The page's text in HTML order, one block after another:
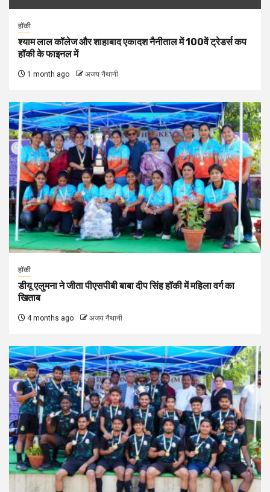
हॉकी
श्याम लाल कॉलेज और शाहाबाद एकादश नैनीताल में 100वें ट्रेडर्स कप
हॉकी के फाइनल में
1 month ago अजय नैथानी
हॉकी
डीयू एलुमना ने जीता पीएसपीबी बाबा दीप सिंह हॉकी में महिला वर्ग का
खिताब
4 months ago अजय नैथानी